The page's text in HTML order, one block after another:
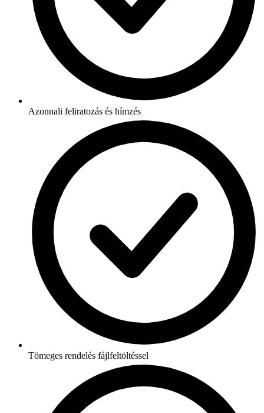
Azonnali feliratozás és hímzés
Tömeges rendelés fájlfeltöltéssel